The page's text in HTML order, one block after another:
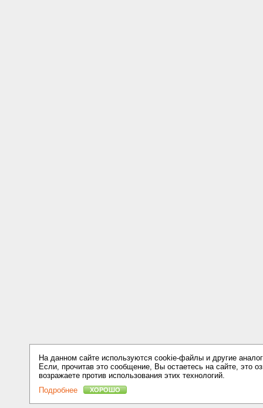
На данном сайте используются cookie-файлы и другие
Если, прочитав это сообщение, Вы остаетесь на сайте, это
возражаете против использования этих технологий.
Подробнее
ХОРОШО